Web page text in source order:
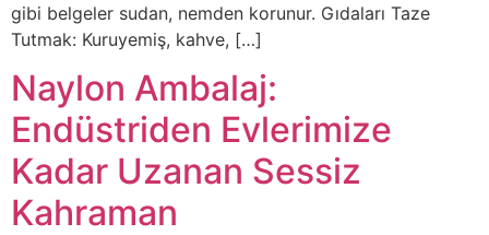
gibi belgeler sudan, nemden korunur. Gıdaları Taze
Tutmak: Kuruyemiş, kahve, […]
Naylon Ambalaj:
Endüstriden Evlerimize
Kadar Uzanan Sessiz
Kahraman